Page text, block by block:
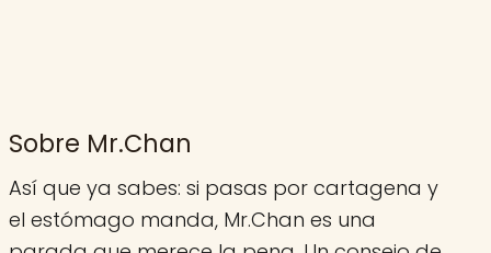
Sobre Mr.Chan
Así que ya sabes: si pasas por cartagena y
el estómago manda, Mr.Chan es una